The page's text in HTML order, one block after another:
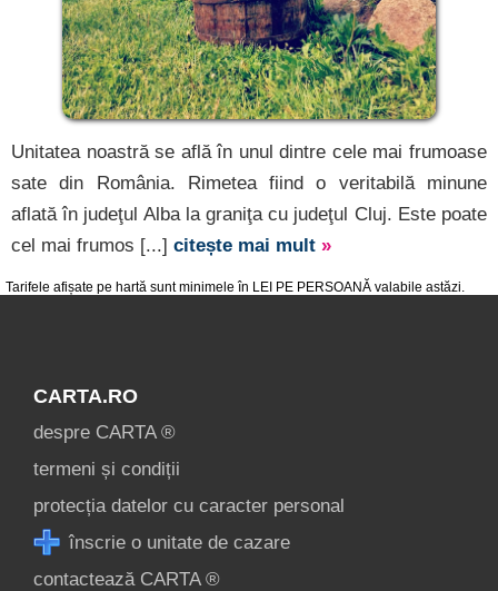
Tarifele afișate pe hartă sunt minimele în LEI PE PERSOANĂ valabile astăzi.
Unitatea noastră se află în unul dintre cele mai frumoase
sate din România. Rimetea fiind o veritabilă minune
aflată în judeţul Alba la graniţa cu judeţul Cluj. Este poate
cel mai frumos [...] citește mai mult »
CARTA.RO
despre CARTA ®
termeni și condiții
protecția datelor cu caracter personal
înscrie o unitate de cazare
contactează CARTA ®